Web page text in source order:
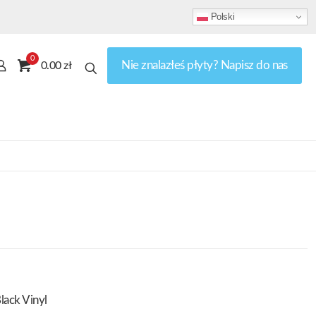
Polski
0
0.00 zł Nie znalazłeś płyty? Napisz do nas
Vinyl